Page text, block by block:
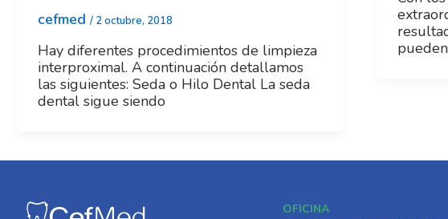
cefmed / 2 octubre, 2018
Hay diferentes procedimientos de limpieza
interproximal. A continuación detallamos
las siguientes: Seda o Hilo Dental La seda
dental sigue siendo
OFICINA